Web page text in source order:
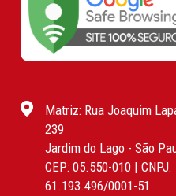
Matriz: Rua Joaquim
239
Jardim do Lago - São
CEP: 05.550-010 | CNPJ:
61.193.496/0001-51